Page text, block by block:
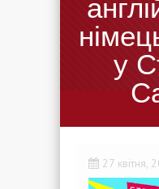
у
27 квітня,